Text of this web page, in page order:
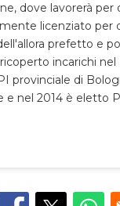
dove lavorerà per
licenziato per
prefetto e
incarichi nel
provinciale di
e nel 2014 è eletto